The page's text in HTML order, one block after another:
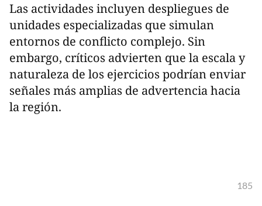
Las actividades incluyen despliegues de
unidades especializadas que simulan
entornos de conflicto complejo. Sin
embargo, críticos advierten que la escala y
naturaleza de los ejercicios podrían enviar
señales más amplias de advertencia hacia
la región.
185